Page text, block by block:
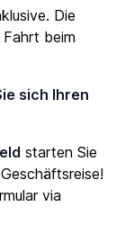
Die
beim
sich Ihren
starten Sie
via